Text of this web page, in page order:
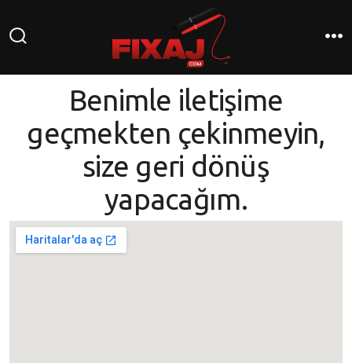
Benimle iletişime
geçmekten çekinmeyin,
size geri dönüş
yapacağım.